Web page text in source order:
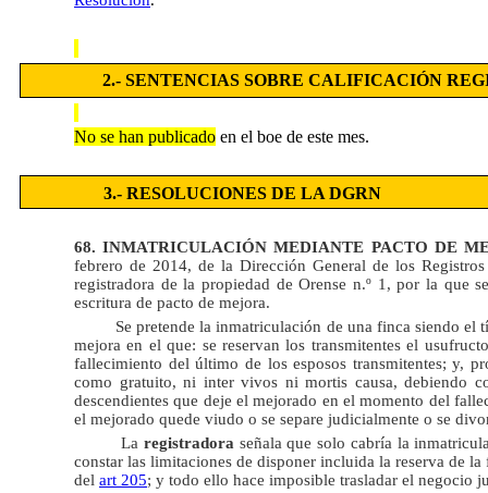
2.- SENTENCIAS SOBRE CALIFICACIÓN
No se han publicado en el boe de este mes.
3.- RESOLUCIONES DE LA DGRN
68. INMATRICULACIÓN MEDIANTE PACTO DE
febrero de 2014, de la Dirección General de los
registradora de la propiedad de Orense n.º 1, por la que
escritura de pacto de mejora.
Se pretende la inmatriculación de una finca siendo
mejora en el que: se reservan los transmitentes el
fallecimiento del último de los esposos transmitentes; y,
como gratuito, ni inter vivos ni mortis causa, debiendo
descendientes que deje el mejorado en el momento del
el mejorado quede viudo o se separe judicialmente o se
La registradora señala que solo cabría la
constar las limitaciones de disponer incluida la reserva de
del art 205; y todo ello hace imposible trasladar el negocio